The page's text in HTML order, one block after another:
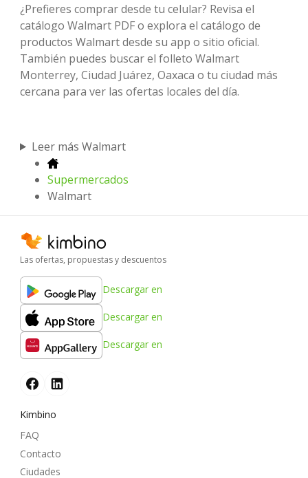
¿Prefieres comprar desde tu celular? Revisa el
catálogo Walmart PDF o explora el catálogo de
productos Walmart desde su app o sitio oficial.
También puedes buscar el folleto Walmart
Monterrey, Ciudad Juárez, Oaxaca o tu ciudad más
cercana para ver las ofertas locales del día.
Leer más Walmart
Supermercados
Walmart
Las ofertas, propuestas y descuentos
Descargar en
Descargar en
Descargar en
Kimbino
FAQ
Contacto
Ciudades